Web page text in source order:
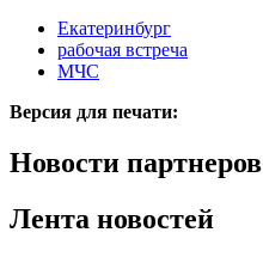
Екатеринбург
рабочая встреча
МЧС
Версия для печати:
Новости партнеров
Лента новостей